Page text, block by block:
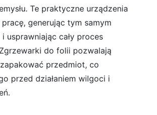
Te praktyczne urządzenia
generując tym samym
usprawniając cały proces
do folii pozwalają
przedmiot, co
przed działaniem wilgoci i